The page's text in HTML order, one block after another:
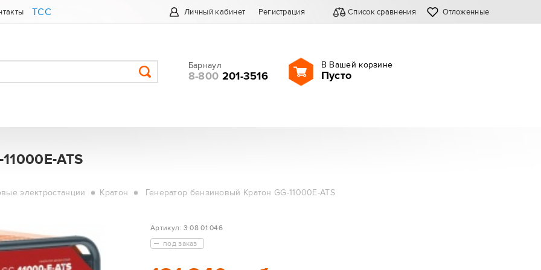
ТСС Личный кабинет Регистрация Список сравнения Отложенные
Барнаул
8-800 201-3516
В Вашей корзине
Пусто
ATS
электростанции Кратон Генератор бензиновый Кратон GG-11000E-ATS
Артикул: 3 08 01 046
под заказ